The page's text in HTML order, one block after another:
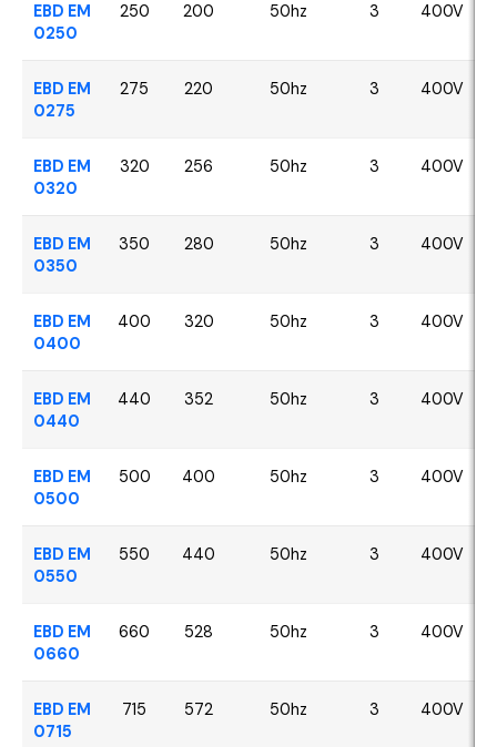
EBD EM
0250
250 200 50hz 3 400V
EBD EM
0275
275 220 50hz 3 400V
EBD EM
0320
320 256 50hz 3 400V
EBD EM
0350
350 280 50hz 3 400V
EBD EM
0400
400 320 50hz 3 400V
EBD EM
0440
440 352 50hz 3 400V
EBD EM
0500
500 400 50hz 3 400V
EBD EM
0550
550 440 50hz 3 400V
EBD EM
0660
660 528 50hz 3 400V
EBD EM
0715
715 572 50hz 3 400V